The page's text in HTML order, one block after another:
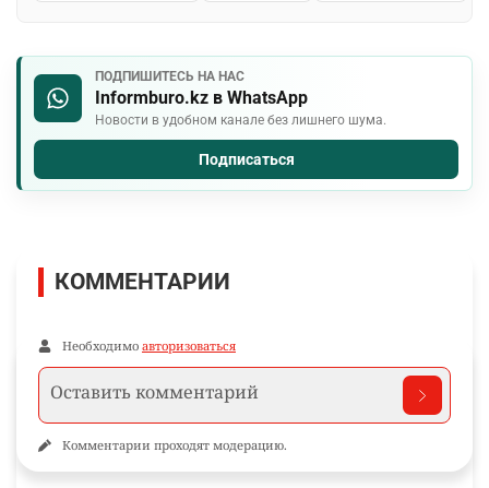
ПОДПИШИТЕСЬ НА НАС
Informburo.kz в WhatsApp
Новости в удобном канале без лишнего шума.
Подписаться
КОММЕНТАРИИ
Необходимо авторизоваться
Комментарии проходят модерацию.